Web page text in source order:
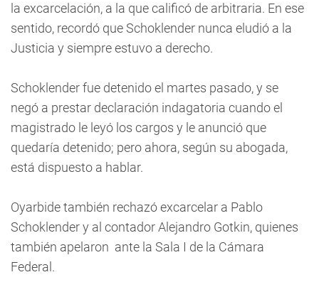
la excarcelación, a la que calificó de arbitraria. En ese
sentido, recordó que Schoklender nunca eludió a la
Justicia y siempre estuvo a derecho.
Schoklender fue detenido el martes pasado, y se
negó a prestar declaración indagatoria cuando el
magistrado le leyó los cargos y le anunció que
quedaría detenido; pero ahora, según su abogada,
está dispuesto a hablar.
Oyarbide también rechazó excarcelar a Pablo
Schoklender y al contador Alejandro Gotkin, quienes
también apelaron ante la Sala I de la Cámara
Federal.